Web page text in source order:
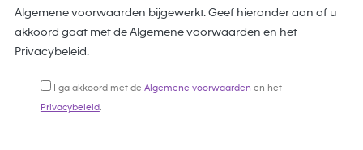
Algemene voorwaarden bijgewerkt. Geef hieronder aan of u
akkoord gaat met de Algemene voorwaarden en het
Privacybeleid.
I ga akkoord met de Algemene voorwaarden en het
Privacybeleid.